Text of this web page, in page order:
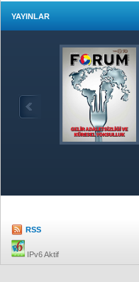
YAYINLAR
RSS
IPv6 Aktif